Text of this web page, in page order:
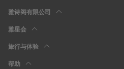
雅诗阁有限公司
雅星会
旅行与体验
帮助